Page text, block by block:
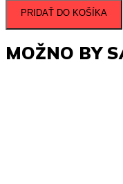
ROCKPRIDAŤ DO KOŠÍKA
MOŽNO BY